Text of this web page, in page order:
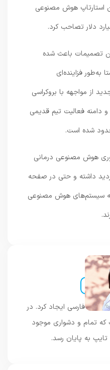
هوش مصنوعی
باعث شده
با بروکراسی
فعالیت تیم قدیمی
است.
مصنوعی درمانی
و حتی در صفحه
هوش مصنوعی
ایجاد کرد. در
و دشواری موجود
پایان رسد.